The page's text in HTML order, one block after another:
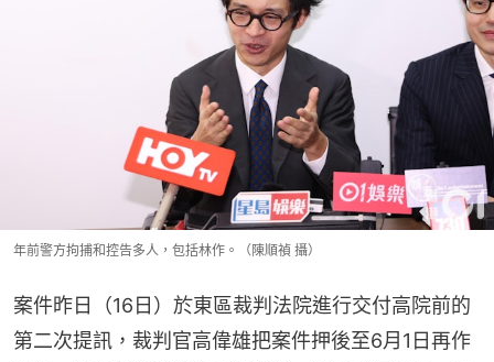
年前警方拘捕和控告多人，包括林作。（陳順禎 攝）
案件昨日（16日）於東區裁判法院進行交付高院前的
第二次提訊，裁判官高偉雄把案件押後至6月1日再作